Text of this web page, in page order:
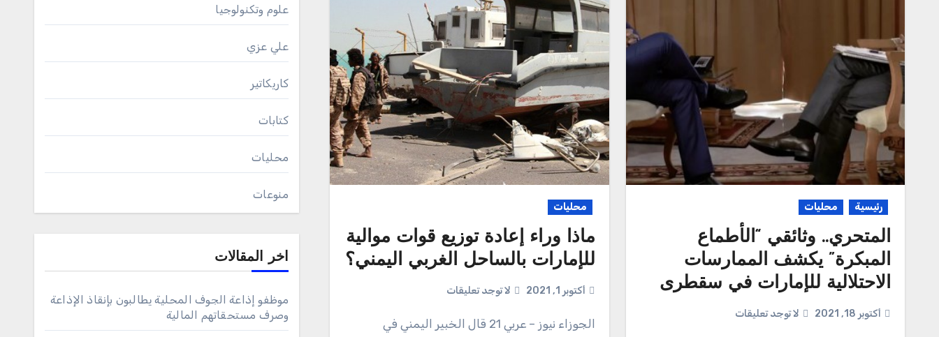
رئيسية محليات
المتحري.. وثائقي “الأطماع
المبكرة” يكشف الممارسات
الاحتلالية للإمارات في سقطرى
أكتوبر 18, 2021 لا توجد تعليقات
محليات
ماذا وراء إعادة توزيع قوات موالية
للإمارات بالساحل الغربي اليمني؟
أكتوبر 1, 2021 لا توجد تعليقات
علوم وتكنولوجيا
علي عزي
كاريكاتير
كتابات
محليات
منوعات
اخر المقالات
موظفو إذاعة الجوف المحلية يطالبون بإنقاذ الإذاعة
وصرف مستحقاتهم المالية